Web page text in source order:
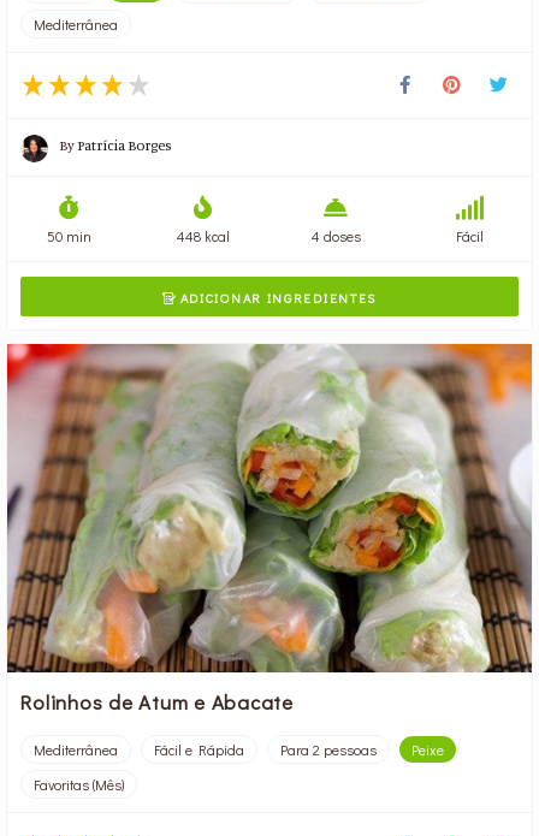
Mediterrânea
ByPatrícia Borges
50 min 448 kcal 4 doses Fácil
ADICIONAR INGREDIENTES
Rolinhos de Atum e Abacate
Mediterrânea Fácil e Rápida Para 2 pessoas
Peixe
Favoritas (Mês)